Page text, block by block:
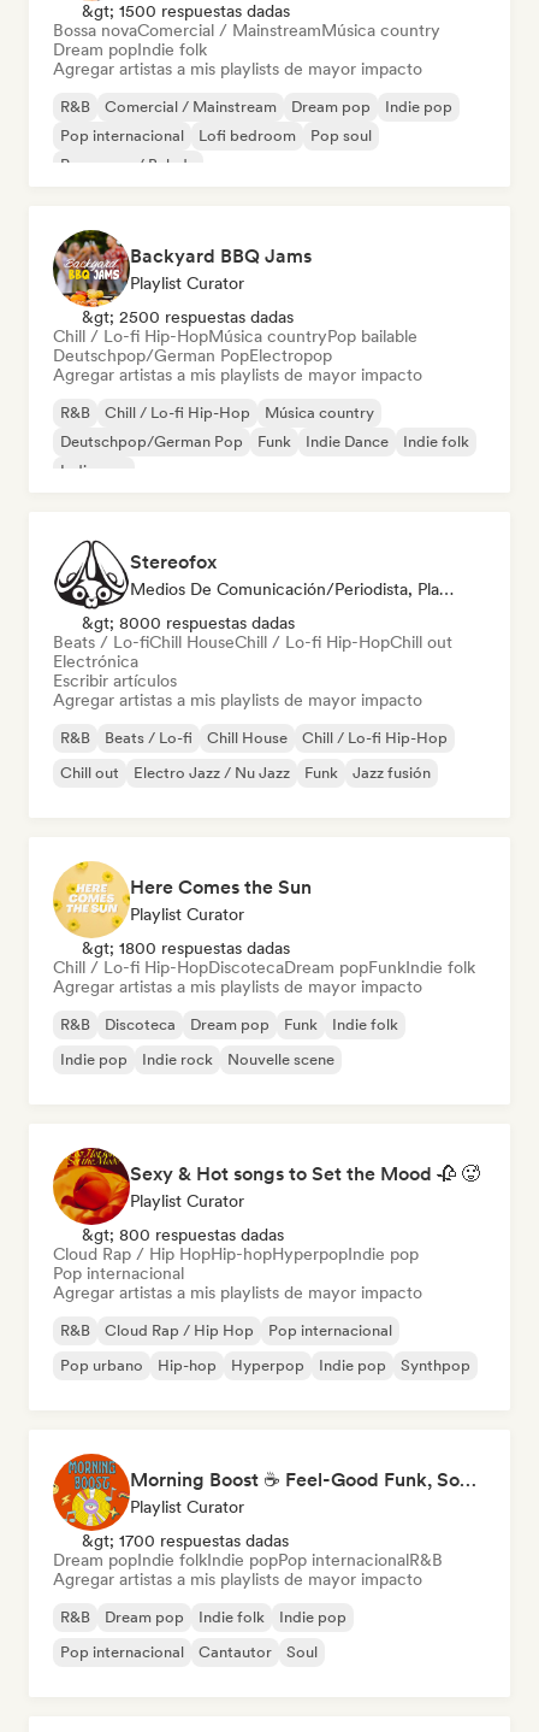
&gt; 1500 respuestas dadas
Bossa novaComercial / MainstreamMúsica country
Dream popIndie folk
Agregar artistas a mis playlists de mayor impacto
R&B Comercial / Mainstream Dream pop
Indie pop
Pop internacional
Lofi bedroom
Pop soul
Pop suave / Balada
Backyard BBQ Jams
Playlist Curator
&gt; 2500 respuestas dadas
Chill / Lo-fi Hip-HopMúsica countryPop bailable
Deutschpop/German PopElectropop
Agregar artistas a mis playlists de mayor impacto
R&B Chill / Lo-fi Hip-Hop
Música country
Deutschpop/German Pop
Funk Indie Dance
Indie folk
Indie pop
Stereofox
Medios De Comunicación/Periodista, Playlist Curator
&gt; 8000 respuestas dadas
Beats / Lo-fiChill HouseChill / Lo-fi Hip-HopChill out
Electrónica
Escribir artículos
Agregar artistas a mis playlists de mayor impacto
R&B Beats / Lo-fi Chill House
Chill / Lo-fi Hip-Hop
Chill out
Electro Jazz / Nu Jazz Funk Jazz fusión
Here Comes the Sun
Playlist Curator
&gt; 1800 respuestas dadas
Chill / Lo-fi Hip-HopDiscotecaDream popFunkIndie folk
Agregar artistas a mis playlists de mayor impacto
R&B Discoteca Dream pop Funk
Indie folk
Indie pop
Indie rock Nouvelle scene
Sexy & Hot songs to Set the Mood 🥀 🥵
Playlist Curator
&gt; 800 respuestas dadas
Cloud Rap / Hip HopHip-hopHyperpopIndie pop
Pop internacional
Agregar artistas a mis playlists de mayor impacto
R&B Cloud Rap / Hip Hop
Pop internacional
Pop urbano
Hip-hop Hyperpop Indie pop Synthpop
Morning Boost ☕ Feel-Good Funk, Soul & Neo-Soul to Wake Up
Playlist Curator
&gt; 1700 respuestas dadas
Dream popIndie folkIndie popPop internacionalR&B
Agregar artistas a mis playlists de mayor impacto
R&B Dream pop Indie folk
Indie pop
Pop internacional
Cantautor Soul